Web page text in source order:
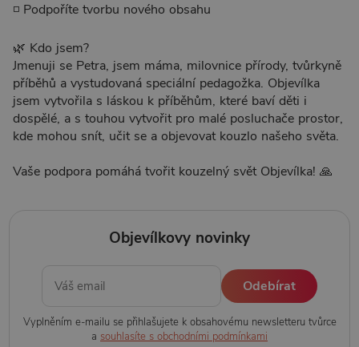
◽ Podpoříte tvorbu nového obsahu
🌿 Kdo jsem?
Jmenuji se Petra, jsem máma, milovnice přírody, tvůrkyně
příběhů a vystudovaná speciální pedagožka. Objevílka
jsem vytvořila s láskou k příběhům, které baví děti i
dospělé, a s touhou vytvořit pro malé posluchače prostor,
kde mohou snít, učit se a objevovat kouzlo našeho světa.
Vaše podpora pomáhá tvořit kouzelný svět Objevílka! 🙏
Objevílkovy novinky
Odebírat
Vyplněním e-mailu se přihlašujete k obsahovému newsletteru tvůrce
a souhlasíte s obchodními podmínkami